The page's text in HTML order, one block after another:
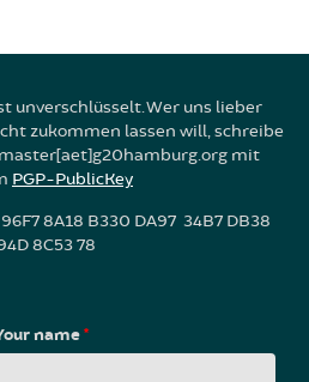
unverschlüsselt. Wer uns lieber
zukommen lassen will, schreibe
mit
PGP-PublicKey
8A18 B330 DA97 34B7 DB38
8C53 78
name*